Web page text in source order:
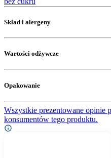
Skład i alergeny
Wartości odżywcze
Opakowanie
Wszystkie prezentowane opinie
konsumentów tego produktu.